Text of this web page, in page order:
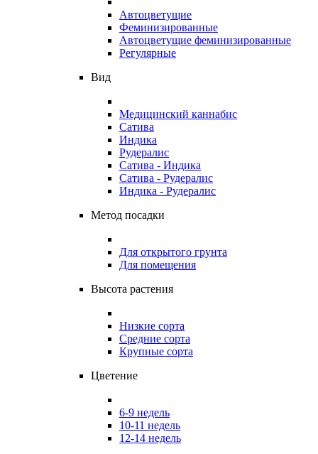
Автоцветущие
Феминизированные
Автоцветущие феминизированные
Регулярные
Вид
Медицинский каннабис
Сатива
Индика
Рудералис
Сатива - Индика
Сатива - Рудералис
Индика - Рудералис
Метод посадки
Для открытого грунта
Для помещения
Высота растения
Низкие сорта
Средние сорта
Крупные сорта
Цветение
6-9 недель
10-11 недель
12-14 недель